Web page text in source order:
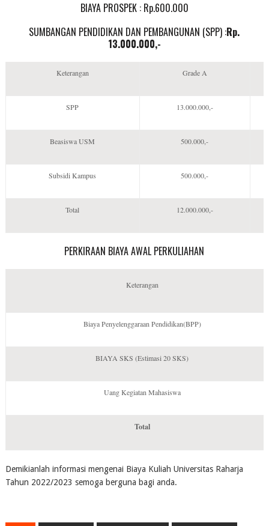
BIAYA PROSPEK : Rp.600.000
SUMBANGAN PENDIDIKAN DAN PEMBANGUNAN (SPP) :Rp.
13.000.000,-
Keterangan Grade A
SPP 13.000.000,-
Beasiswa USM 500.000,-
Subsidi Kampus 500.000,-
Total 12.000.000,-
PERKIRAAN BIAYA AWAL PERKULIAHAN
Keterangan
Biaya Penyelenggaraan Pendidikan(BPP)
BIAYA SKS (Estimasi 20 SKS)
Uang Kegiatan Mahasiswa
Total
Demikianlah informasi mengenai Biaya Kuliah Universitas Raharja
Tahun 2022/2023 semoga berguna bagi anda.